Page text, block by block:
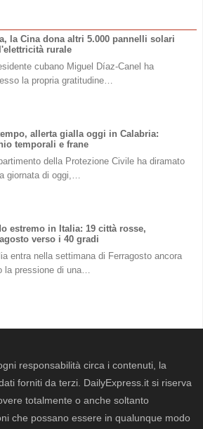
la Cina dona altri 5.000 pannelli solari
rurale
cubano Miguel Díaz-Canel ha
la propria gratitudine…
allerta gialla oggi in Calabria:
temporali e frane
della Protezione Civile ha diramato
giornata di oggi,…
estremo in Italia: 19 città rosse,
verso i 40 gradi
entra nella settimana di Ferragosto ancora
la pressione di una…
responsabilità circa i contenuti, la
forniti da terzi. DailyExpress.it si riserva
totalmente o anche soltanto
che possano essere in qualunque modo